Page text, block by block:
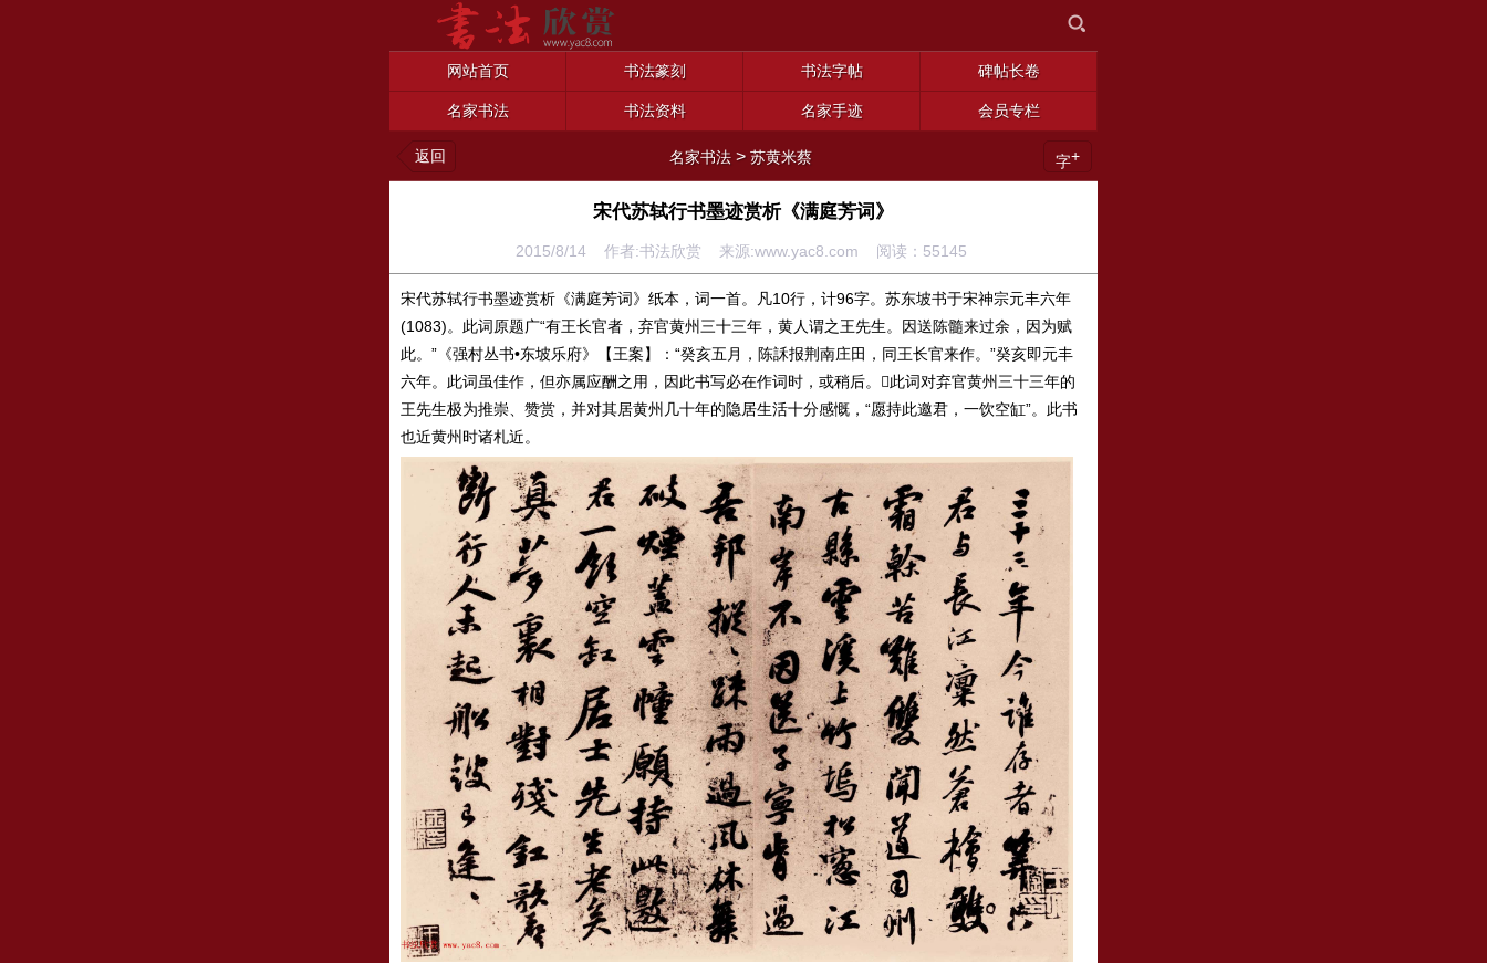
网站首页 书法篆刻 书法字帖 碑帖长卷
名家书法 书法资料 名家手迹 会员专栏
返回 名家书法 >苏黄米蔡 字+
宋代苏轼行书墨迹赏析《满庭芳词》
2015/8/14 作者:书法欣赏 来源:www.yac8.com 阅读： 55145
宋代苏轼行书墨迹赏析《满庭芳词》纸本，词一首。凡10行，计96字。苏东坡书于宋神宗元丰六年
(1083)。此词原题广“有王长官者，弃官黄州三十三年，黄人谓之王先生。因送陈髓来过余，因为赋
此。”《强村丛书•东坡乐府》【王案】：“癸亥五月，陈訸报荆南庄田，同王长官来作。”癸亥即元丰
六年。此词虽佳作，但亦属应酬之用，因此书写必在作词时，或稍后。此词对弃官黄州三十三年的
王先生极为推崇、赞赏，并对其居黄州几十年的隐居生活十分感慨，“愿持此邀君，一饮空缸”。此书
也近黄州时诸札近。